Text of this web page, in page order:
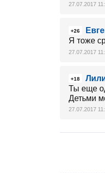
27.07.2017
+26
Я тоже
27.07.2017
+18
Ты еще
Детьми
27.07.2017